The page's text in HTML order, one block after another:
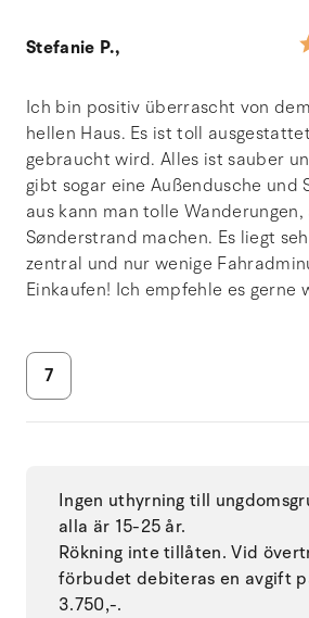
Stefanie P.,
Ich bin positiv überrascht von
hellen Haus. Es ist toll
gebraucht wird. Alles ist sauber
gibt sogar eine Außendusche und
aus kann man tolle Wanderungen,
Sønderstrand machen. Es liegt
zentral und nur wenige
Einkaufen! Ich empfehle es gerne
7
Ingen uthyrning till
alla är 15-25 år.
Rökning inte tillåten. Vid
förbudet debiteras en avgift
3.750,-.